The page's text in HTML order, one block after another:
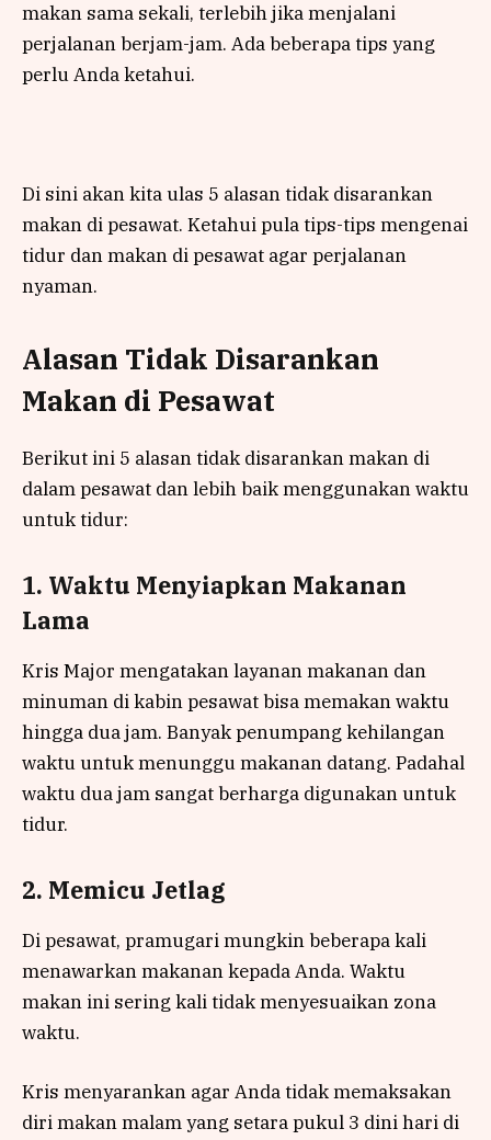
makan sama sekali, terlebih jika menjalani
perjalanan berjam-jam. Ada beberapa tips yang
perlu Anda ketahui.
Di sini akan kita ulas 5 alasan tidak disarankan
makan di pesawat. Ketahui pula tips-tips mengenai
tidur dan makan di pesawat agar perjalanan
nyaman.
Alasan Tidak Disarankan
Makan di Pesawat
Berikut ini 5 alasan tidak disarankan makan di
dalam pesawat dan lebih baik menggunakan waktu
untuk tidur:
1. Waktu Menyiapkan Makanan
Lama
Kris Major mengatakan layanan makanan dan
minuman di kabin pesawat bisa memakan waktu
hingga dua jam. Banyak penumpang kehilangan
waktu untuk menunggu makanan datang. Padahal
waktu dua jam sangat berharga digunakan untuk
tidur.
2. Memicu Jetlag
Di pesawat, pramugari mungkin beberapa kali
menawarkan makanan kepada Anda. Waktu
makan ini sering kali tidak menyesuaikan zona
waktu.
Kris menyarankan agar Anda tidak memaksakan
diri makan malam yang setara pukul 3 dini hari di